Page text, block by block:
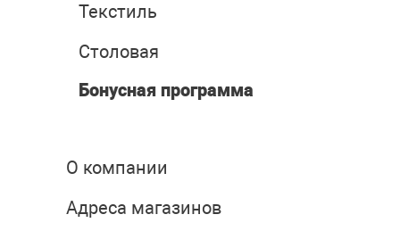
Текстиль
Столовая
Бонусная программа
О компании
Адреса магазинов